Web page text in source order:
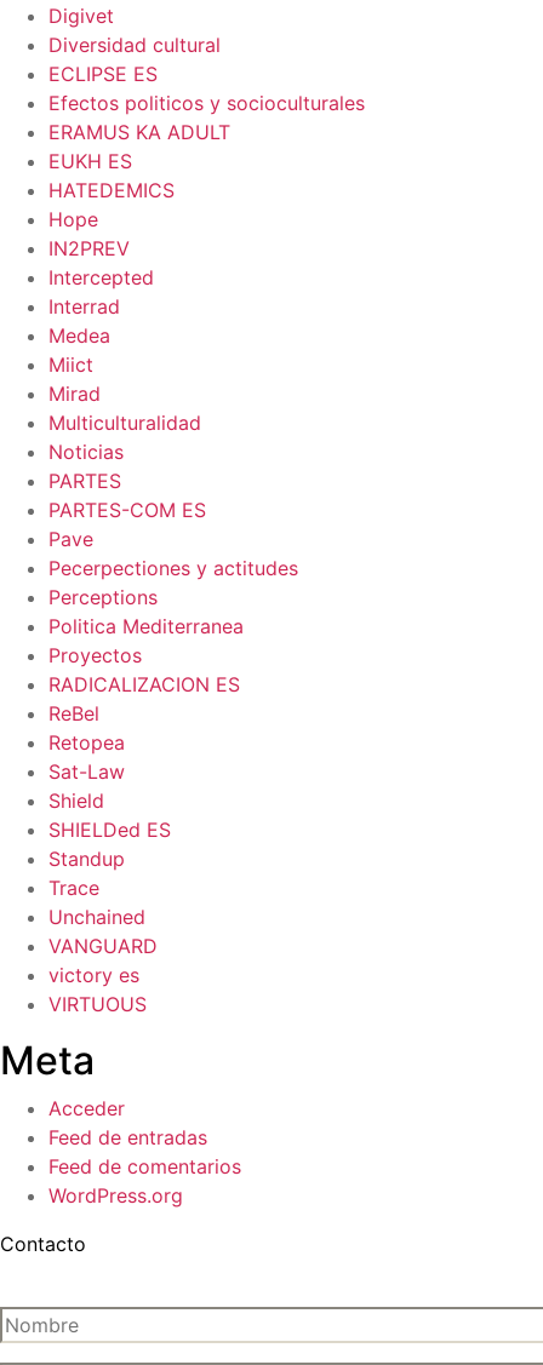
Digivet
Diversidad cultural
ECLIPSE ES
Efectos politicos y socioculturales
ERAMUS KA ADULT
EUKH ES
HATEDEMICS
Hope
IN2PREV
Intercepted
Interrad
Medea
Miict
Mirad
Multiculturalidad
Noticias
PARTES
PARTES-COM ES
Pave
Pecerpectiones y actitudes
Perceptions
Politica Mediterranea
Proyectos
RADICALIZACION ES
ReBel
Retopea
Sat-Law
Shield
SHIELDed ES
Standup
Trace
Unchained
VANGUARD
victory es
VIRTUOUS
Meta
Acceder
Feed de entradas
Feed de comentarios
WordPress.org
Contacto